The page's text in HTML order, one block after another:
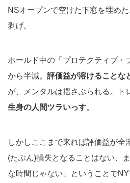
NSオープンで空けた下窓を埋め
剥げ。
ホールド中の「プロテクティブ・
から半減。 評価益が溶けることな
が、メンタルは揺さぶられる。ト
生身の人間ツラいっす。
しかしここまで来れば評価益が全
(たぶん)損失となることはない、
な時間じゃない」ということで